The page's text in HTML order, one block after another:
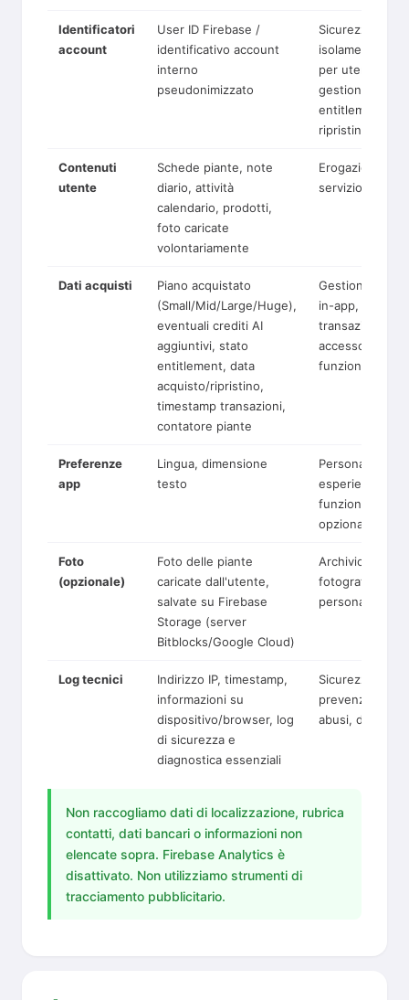
Identificatori
account
User ID Firebase /
identificativo account
interno
pseudonimizzato
Sicurezza,
isolamento dati
per utente,
gestione
entitlements,
ripristino
Contenuti
utente
Schede piante, note
diario, attività
calendario, prodotti,
foto caricate
volontariamente
Erogazione del
servizio
Dati acquisti
Piano acquistato
(Small/Mid/Large/Huge),
eventuali crediti AI
aggiuntivi, stato
entitlement, data
acquisto/ripristino,
timestamp transazioni,
contatore piante
Gestione
in-app, verifica
transazioni,
accesso alle
funzionalità
Preferenze
app
Lingua, dimensione
testo
esperienza,
funzione AI
opzionale
Foto
(opzionale)
Foto delle piante
caricate dall'utente,
salvate su Firebase
Storage (server
Bitblocks/Google Cloud)
Archivio
fotografico
personale
Log tecnici
Indirizzo IP, timestamp,
informazioni su
dispositivo/browser, log
di sicurezza e
diagnostica essenziali
Sicurezza,
prevenzione
abusi,
Non raccogliamo dati di localizzazione, rubrica
contatti, dati bancari o informazioni non
elencate sopra. Firebase Analytics è
disattivato. Non utilizziamo strumenti di
tracciamento pubblicitario.